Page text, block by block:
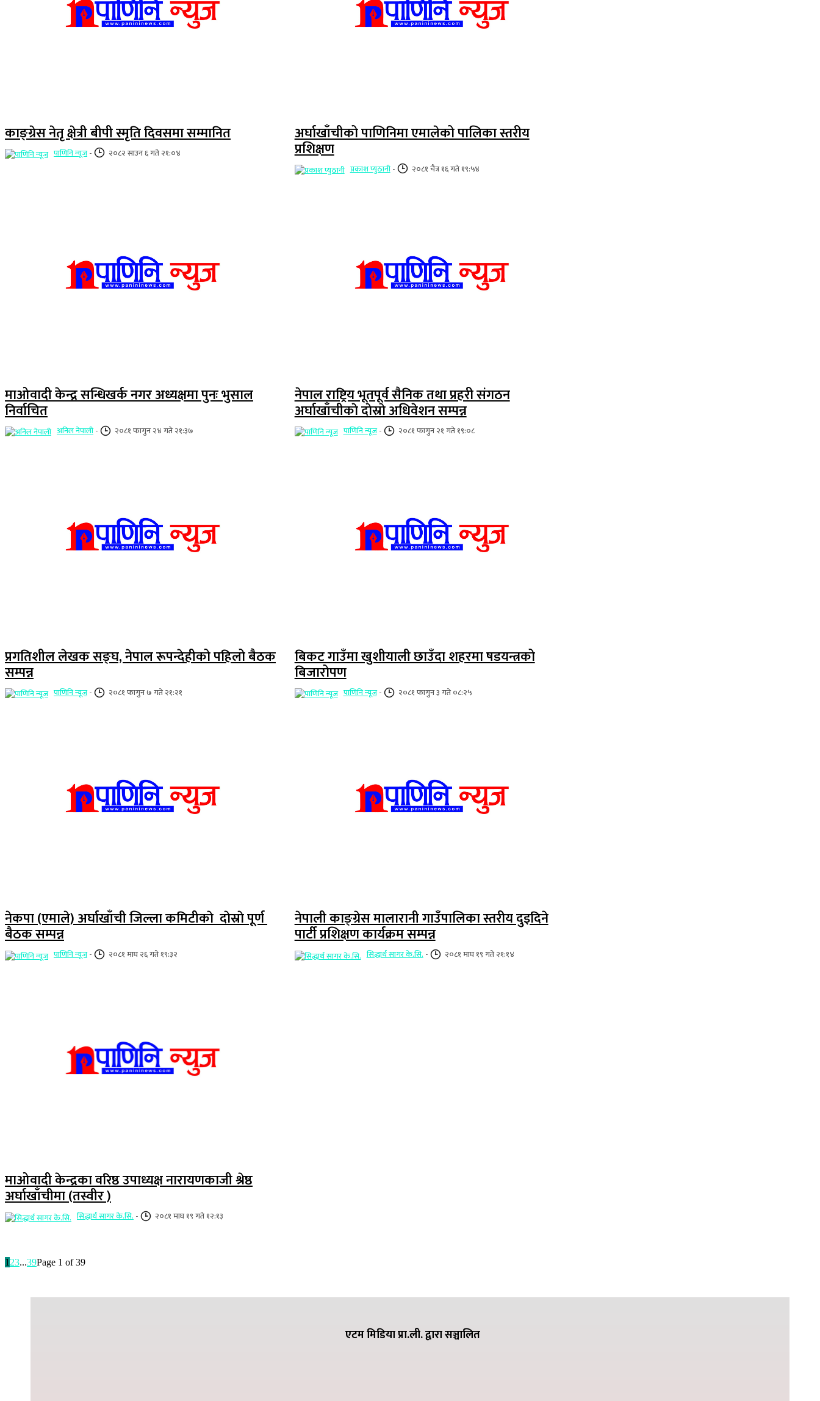
काङ्ग्रेस नेतृ क्षेत्री बीपी स्मृति दिवसमा सम्मानित
पाणिनि न्यूज- २०८२ साउन ६ गते २१:०४
अर्घाखाँचीको पाणिनिमा एमालेको पालिका स्तरीय
प्रशिक्षण
प्रकाश प्युठानी- २०८१ चैत्र १६ गते १९:५४
माओवादी केन्द्र सन्धिखर्क नगर अध्यक्षमा पुनः भुसाल
निर्वाचित
अनिल नेपाली- २०८१ फागुन २४ गते २१:३७
नेपाल राष्ट्रिय भूतपूर्व सैनिक तथा प्रहरी संगठन
अर्घाखाँचीकाे दाेस्राे अधिवेशन सम्पन्न
पाणिनि न्यूज- २०८१ फागुन २१ गते १९:०८
प्रगतिशील लेखक सङ्घ, नेपाल रूपन्देहीको पहिलो बैठक
सम्पन्न
पाणिनि न्यूज- २०८१ फागुन ७ गते २१:२१
बिकट गाउँमा खुशीयाली छाउँदा शहरमा षडयन्त्रको
बिजारोपण
पाणिनि न्यूज- २०८१ फागुन ३ गते ०८:२५
नेकपा (एमाले) अर्घाखाँची जिल्ला कमिटीकाे दाेस्राे पूर्ण
बैठक सम्पन्न
पाणिनि न्यूज- २०८१ माघ २६ गते १९:३२
नेपाली काङ्ग्रेस मालारानी गाउँपालिका स्तरीय दुइदिने
पार्टी प्रशिक्षण कार्यक्रम सम्पन्न
सिद्धार्थ सागर के.सि.- २०८१ माघ १९ गते २१:१४
माओवादी केन्द्रका वरिष्ठ उपाध्यक्ष नारायणकाजी श्रेष्ठ
अर्घाखाँचीमा (तस्वीर )
सिद्धार्थ सागर के.सि.- २०८१ माघ १९ गते १२:१३
1 23...39Page 1 of 39
एटम मिडिया प्रा.ली. द्वारा सञ्चालित